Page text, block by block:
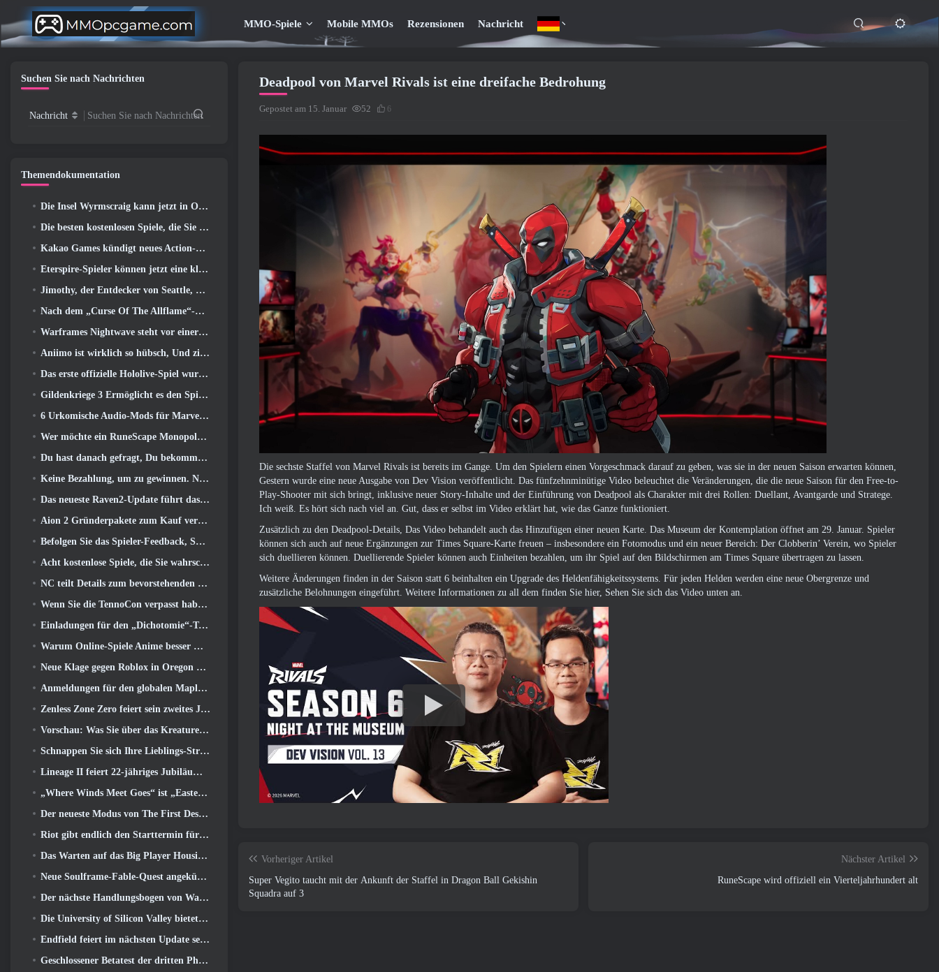
MMO-Spiele Mobile MMOs Rezensionen Nachricht
Deadpool von Marvel Rivals ist eine dreifache Bedrohung
Gepostet am 15. Januar 52 6
Die sechste Staffel von Marvel Rivals ist bereits im Gange. Um den Spielern einen Vorgeschmack darauf zu geben, was sie in der neuen Saison erwarten können,
Gestern wurde eine neue Ausgabe von Dev Vision veröffentlicht. Das fünfzehnminütige Video beleuchtet die Veränderungen, die die neue Saison für den Free-to-
Play-Shooter mit sich bringt, inklusive neuer Story-Inhalte und der Einführung von Deadpool als Charakter mit drei Rollen: Duellant, Avantgarde und Stratege.
Ich weiß. Es hört sich nach viel an. Gut, dass er selbst im Video erklärt hat, wie das Ganze funktioniert.
Zusätzlich zu den Deadpool-Details, Das Video behandelt auch das Hinzufügen einer neuen Karte. Das Museum der Kontemplation öffnet am 29. Januar. Spieler
können sich auch auf neue Ergänzungen zur Times Square-Karte freuen – insbesondere ein Fotomodus und ein neuer Bereich: Der Clobberin’ Verein, wo Spieler
sich duellieren können. Duellierende Spieler können auch Einheiten bezahlen, um ihr Spiel auf den Bildschirmen am Times Square übertragen zu lassen.
Weitere Änderungen finden in der Saison statt 6 beinhalten ein Upgrade des Heldenfähigkeitssystems. Für jeden Helden werden eine neue Obergrenze und
zusätzliche Belohnungen eingeführt. Weitere Informationen zu all dem finden Sie hier, Sehen Sie sich das Video unten an.
Vorheriger Artikel
Super Vegito taucht mit der Ankunft der Staffel in Dragon Ball Gekishin
Squadra auf 3
Nächster Artikel
RuneScape wird offiziell ein Vierteljahrhundert alt
Suchen Sie nach Nachrichten
Nachricht Suchen Sie nach Nachrichten
Themendokumentation
Die Insel Wyrmscraig kann jetzt in Old School RuneScape erkundet werden
Die besten kostenlosen Spiele, die Sie mit Ihrem Team genießen können (2026)
Kakao Games kündigt neues Action-Rollenspiel an, Wächterin
Eterspire-Spieler können jetzt eine kleine Zeitreise unternehmen … als Belohnung
Jimothy, der Entdecker von Seattle, hat Verbindungen zu ArenaNet, Also fügen sie es natürlich zu Guild Wars hinzu 2
Nach dem „Curse Of The Allflame“-Update kündigt Path of Exile mehrere Änderungen an, die auf Feedback basieren
Warframes Nightwave steht vor einer schockierenden Rückkehr
Aniimo ist wirklich so hübsch, Und ziemlich chillig
Das erste offizielle Hololive-Spiel wurde diese Woche veröffentlicht
Gildenkriege 3 Ermöglicht es den Spielern, die Welt von Tyria zu erleben, bevor die Drachenältesten erwachten
6 Urkomische Audio-Mods für Marvel Rivals, die man unbedingt ausprobieren muss
Wer möchte ein RuneScape Monopoly-Spiel?? Weil man unterwegs ist
Du hast danach gefragt, Du bekommst sie. Drachen kommen online nach Albion
Keine Bezahlung, um zu gewinnen. Nur Ragnarok. Origin Classic erscheint im Juli 23
Das neueste Raven2-Update führt das Skill Awakening System ein, Geben Sie den Spielern mehr Möglichkeiten, ihre Fähigkeiten zu verbessern
Aion 2 Gründerpakete zum Kauf verfügbar, Komplett mit fünf Tagen Early Access
Befolgen Sie das Spieler-Feedback, Spieler von League Of Legends Classic müssen nicht für klassische Skins bezahlen
Acht kostenlose Spiele, die Sie wahrscheinlich übersehen haben und die Teil von Steams Train Fest sind
NC teilt Details zum bevorstehenden Early Access von Aion 2 mit
Wenn Sie die TennoCon verpasst haben 2026, Digital Extremes teilt alle Panels
Einladungen für den „Dichotomie“-Test im Silver Palace gehen raus
Warum Online-Spiele Anime besser machen als Anime-Spiele
Neue Klage gegen Roblox in Oregon wegen angeblichem Kinderpflegevorfall eingereicht
Anmeldungen für den globalen MapleStory Classic World Second Closed Test
Zenless Zone Zero feiert sein zweites Jubiläum, indem es Spielern die Wahl zwischen einem kostenlosen S-Rank-Agenten bietet
Vorschau: Was Sie über das Kreaturensammelspiel Honkai von HoYoverse wissen sollten: Link-Seele
Schnappen Sie sich Ihre Lieblings-Strand-Skins, Die Sommerspiele sind zu Overwatch zurückgekehrt
Lineage II feiert 22-jähriges Jubiläum mit einem Vinyl-Album in Collector’s Edition
„Where Winds Meet Goes“ ist „Eastern Steampunk“ in der Version 2.0
Der neueste Modus von The First Descendant vereint schwierige Void-Intercept-Kämpfe und die Tiefen
Riot gibt endlich den Starttermin für den klassischen Modus von League of Legends bekannt
Das Warten auf das Big Player Housing-Update von RuneScape hat ein Ende
Neue Soulframe-Fable-Quest angekündigt
Der nächste Handlungsbogen von Warframe führt Spieler zu einer völlig neuen Sternenkarte, Das Tau-System
Die University of Silicon Valley bietet Stipendien für Gaming an und einige der Anforderungen sind interessant
Endfield feiert im nächsten Update sechs Monate voller Fabriken und Seilrutschen
Geschlossener Betatest der dritten Phase von Of War Thunder Infantry Battles angekündigt